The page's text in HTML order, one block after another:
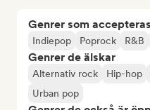
Genrer som
Indiepop Poprock R&B
Genrer de älskar
Alternativ rock Hip-hop
Urban pop